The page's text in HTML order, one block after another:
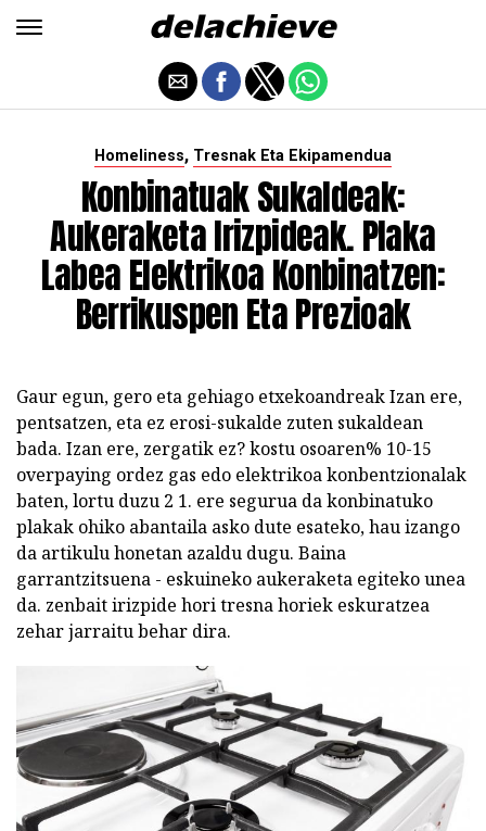
Homeliness, Tresnak Eta Ekipamendua
Konbinatuak Sukaldeak:
Aukeraketa Irizpideak. Plaka
Labea Elektrikoa Konbinatzen:
Berrikuspen Eta Prezioak
Gaur egun, gero eta gehiago etxekoandreak Izan ere,
pentsatzen, eta ez erosi-sukalde zuten sukaldean
bada. Izan ere, zergatik ez? kostu osoaren% 10-15
overpaying ordez gas edo elektrikoa konbentzionalak
baten, lortu duzu 2 1. ere segurua da konbinatuko
plakak ohiko abantaila asko dute esateko, hau izango
da artikulu honetan azaldu dugu. Baina
garrantzitsuena - eskuineko aukeraketa egiteko unea
da. zenbait irizpide hori tresna horiek eskuratzea
zehar jarraitu behar dira.